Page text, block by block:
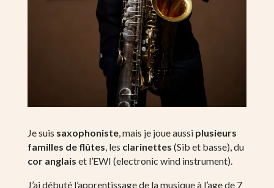
Je suis saxophoniste, mais je joue aussi plusieurs
familles de flûtes , les clarinettes (Sib et basse), du
cor anglais et l’EWI (electronic wind instrument).
J’ai débuté l’apprentissage de la musique à l’age de 7